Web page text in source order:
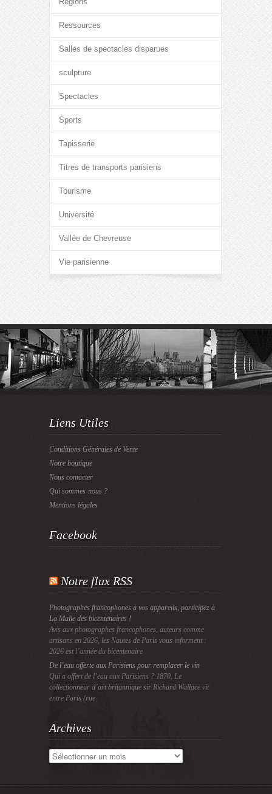
Ressources
Salles de spectacles disparues
sculpture
Spectacles
Sports
Tapisserie
Titres de transports parisiens
Tourisme
Université
Vallée de Chevreuse
Vie parisienne
Liens Utiles
Conditions Générales de Vente
Notre boutique
Nous contacter
Qui sommes-nous ?
Mentions légales
Facebook
Notre flux RSS
Photographes francophones à vos appareils, participez à
La Malle des bicentenaires !
Avis aux photographes francophones, auteurs comme
artisans en 2026, les Nautes de Paris vous informent :
2026 est l’année du bicentenaire
De l’eau offerte aux Parisiens pour remplacer le vin
Qui a offert de l’eau aux Parisiens ? 1870, Le
collectionneur d’art britannique sir Richard Wallace vit
entre Paris (rue
Archives
Archives